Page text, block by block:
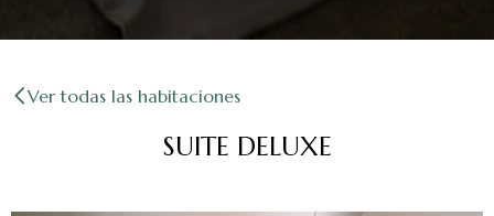
Ver todas las habitaciones
SUITE DELUXE